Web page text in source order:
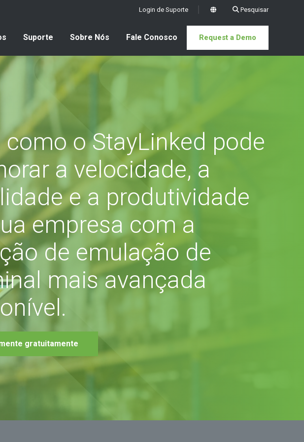
Login de Suporte Pesquisar
Suporte Sobre Nós Fale Conosco Request a Demo
x
como o StayLinked pode
a velocidade, a
e a produtividade
empresa com a
de emulação de
mais avançada
gratuitamente